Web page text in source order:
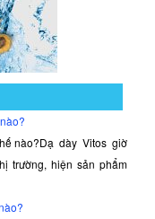
Dạ dày Vitos giờ
trường, hiện sản phẩm